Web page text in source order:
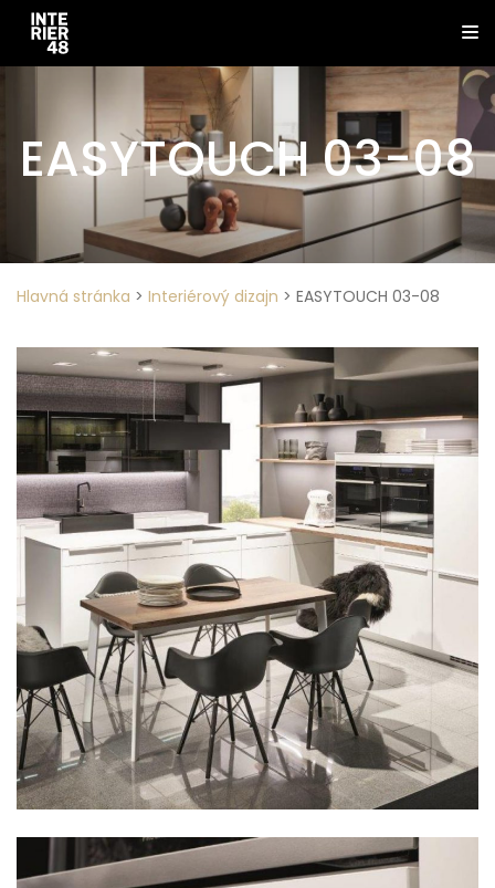
EASYTOUCH 03-08
Hlavná stránka > Interiérový dizajn > EASYTOUCH 03-08